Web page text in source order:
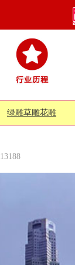
绿雕草雕花雕
13188